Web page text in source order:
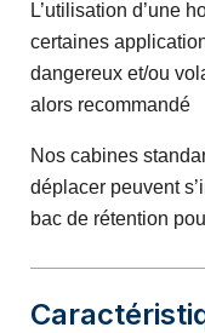
L’utilisation d’une
certaines
dangereux et/ou
alors recommandé
Nos cabines
déplacer peuvent
bac de rétention